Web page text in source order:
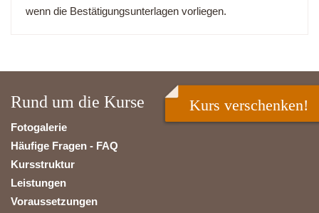
wenn die Bestätigungsunterlagen vorliegen.
Rund um die Kurse
Fotogalerie
Häufige Fragen - FAQ
Kursstruktur
Leistungen
Voraussetzungen
Kurs verschenken!